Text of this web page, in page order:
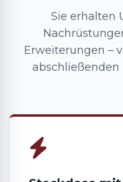
Sie erhalten
Erweiterungen –
abschließenden